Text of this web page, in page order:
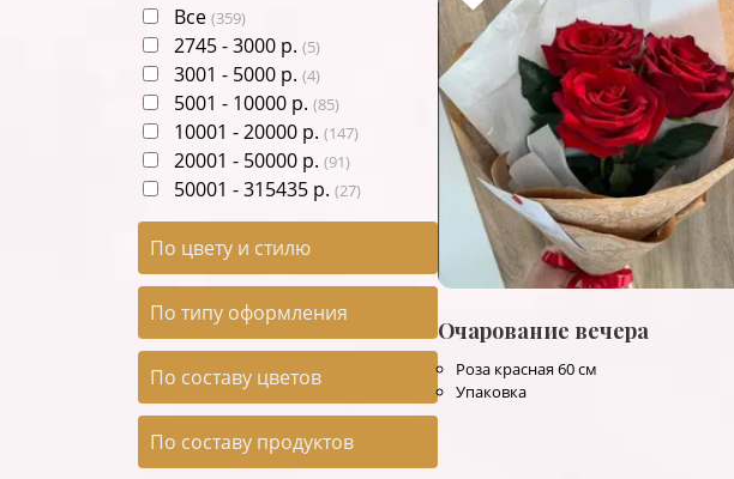
Все (359)
2745-3000 р.(5)
3001 - 5000 р.(4)
5001 - 10000 р.(85)
10001 -20000 р.(147)
20001 - 50000 р.(91)
50001 -315435 р.(27)
По цвету и стилю
По типу оформления
По составу цветов
По составу продуктов
Очарование вечера
Роза красная 60 см
Упаковка